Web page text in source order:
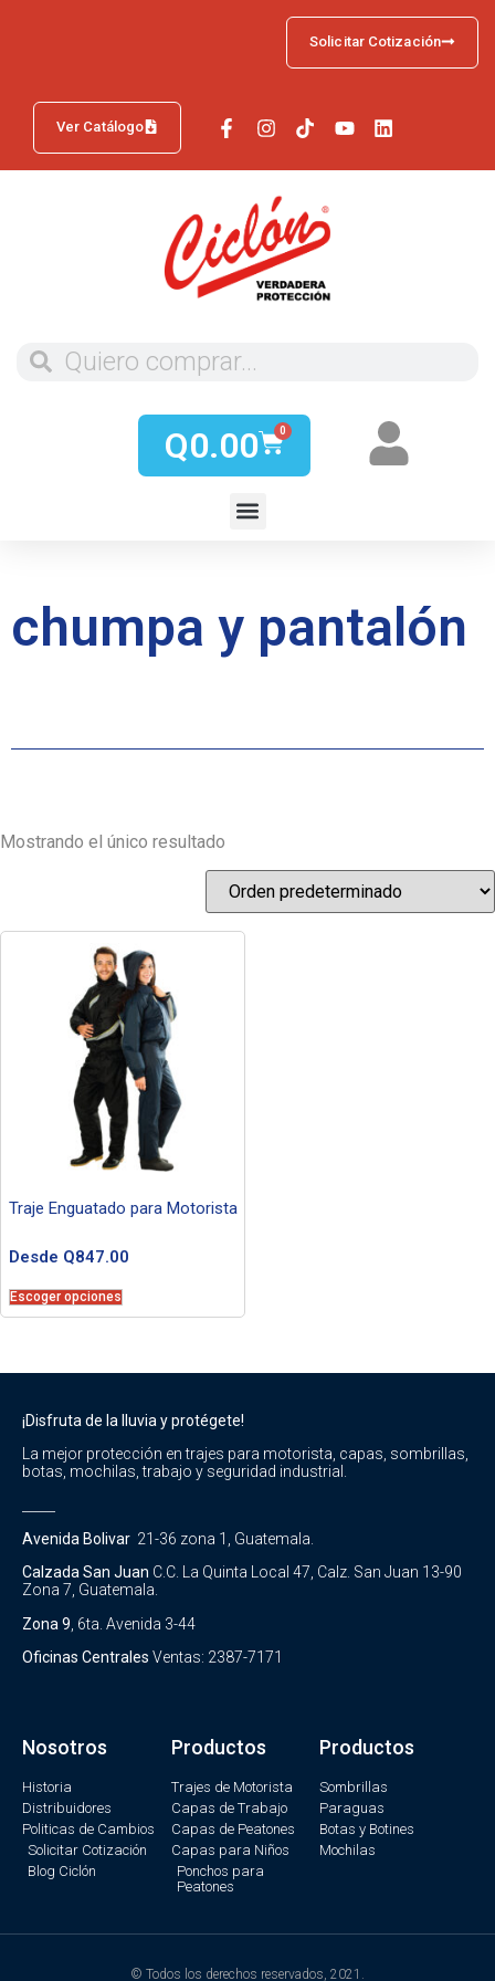
Ver Catálogo
Solicitar Cotización
Q0.00 0
chumpa y pantalón
Mostrando el único resultado
Traje Enguatado para Motorista
Desde Q847.00
Escoger opciones
¡Disfruta de la lluvia y protégete!
La mejor protección en trajes para motorista, capas, sombrillas,
botas, mochilas, trabajo y seguridad industrial.
Avenida Bolivar 21-36 zona 1, Guatemala.
Calzada San Juan C.C. La Quinta Local 47, Calz. San Juan 13-90
Zona 7, Guatemala.
Zona 9 , 6ta. Avenida 3-44
Oficinas Centrales Ventas: 2387-7171
Nosotros
Historia
Distribuidores
Politicas de Cambios
Solicitar Cotización
Blog Ciclón
Productos
Trajes de Motorista
Capas de Trabajo
Capas de Peatones
Capas para Niños
Ponchos para
Peatones
Productos
Sombrillas
Paraguas
Botas y Botines
Mochilas
© Todos los derechos reservados, 2021.